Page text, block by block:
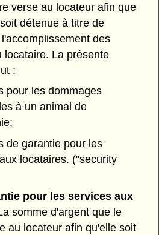
verse au locateur afin que
détenue à titre de
des
locataire. La présente
:
pour les dommages
à un animal de
de garantie pour les
locataires. ("security
pour les services aux
somme d'argent que le
au locateur afin qu'elle soit